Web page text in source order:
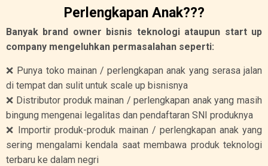
Perlengkapan Anak???
Banyak brand owner bisnis teknologi ataupun start up
company mengeluhkan permasalahan seperti:
❌ Punya toko mainan / perlengkapan anak yang serasa jalan
di tempat dan sulit untuk scale up bisnisnya
❌ Distributor produk mainan / perlengkapan anak yang masih
bingung mengenai legalitas dan pendaftaran SNI produknya
❌ Importir produk-produk mainan / perlengkapan anak yang
sering mengalami kendala saat membawa produk teknologi
terbaru ke dalam negri